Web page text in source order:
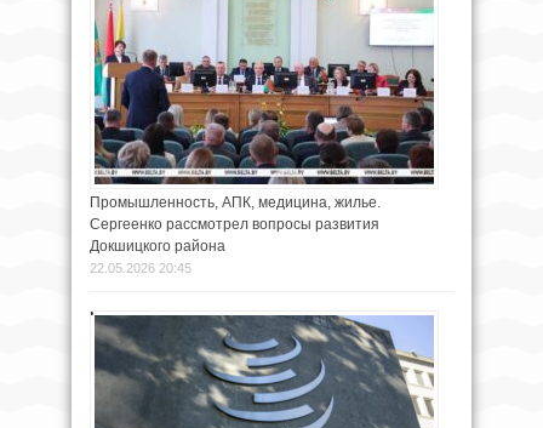
Промышленность, АПК, медицина, жилье.
Сергеенко рассмотрел вопросы развития
Докшицкого района
22.05.2026 20:45